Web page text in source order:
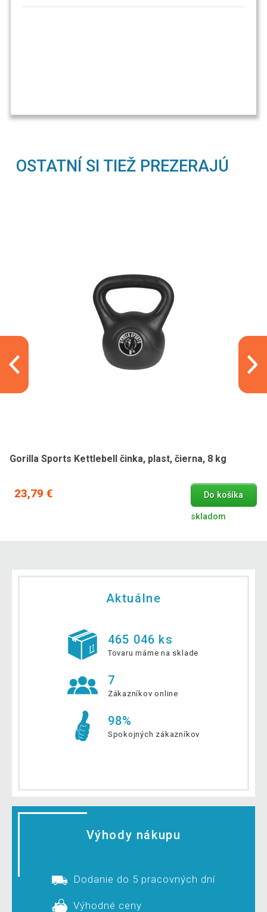
OSTATNÍ SI TIEŽ PREZERAJÚ
Gorilla Sports Kettlebell činka, plast, čierna, 8 kg
23,79 € Do košíka
skladom
Aktuálne
465 046 ks
Tovaru máme na sklade
7
Zákazníkov online
98%
Spokojných zákazníkov
Výhody nákupu
Dodanie do 5 pracovných dní
Výhodné ceny